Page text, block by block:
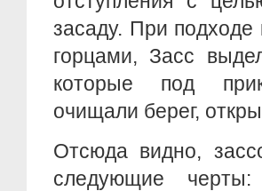
засаду. При
горцами, Засс
которые под
очищали берег,
Отсюда видно,
следующие